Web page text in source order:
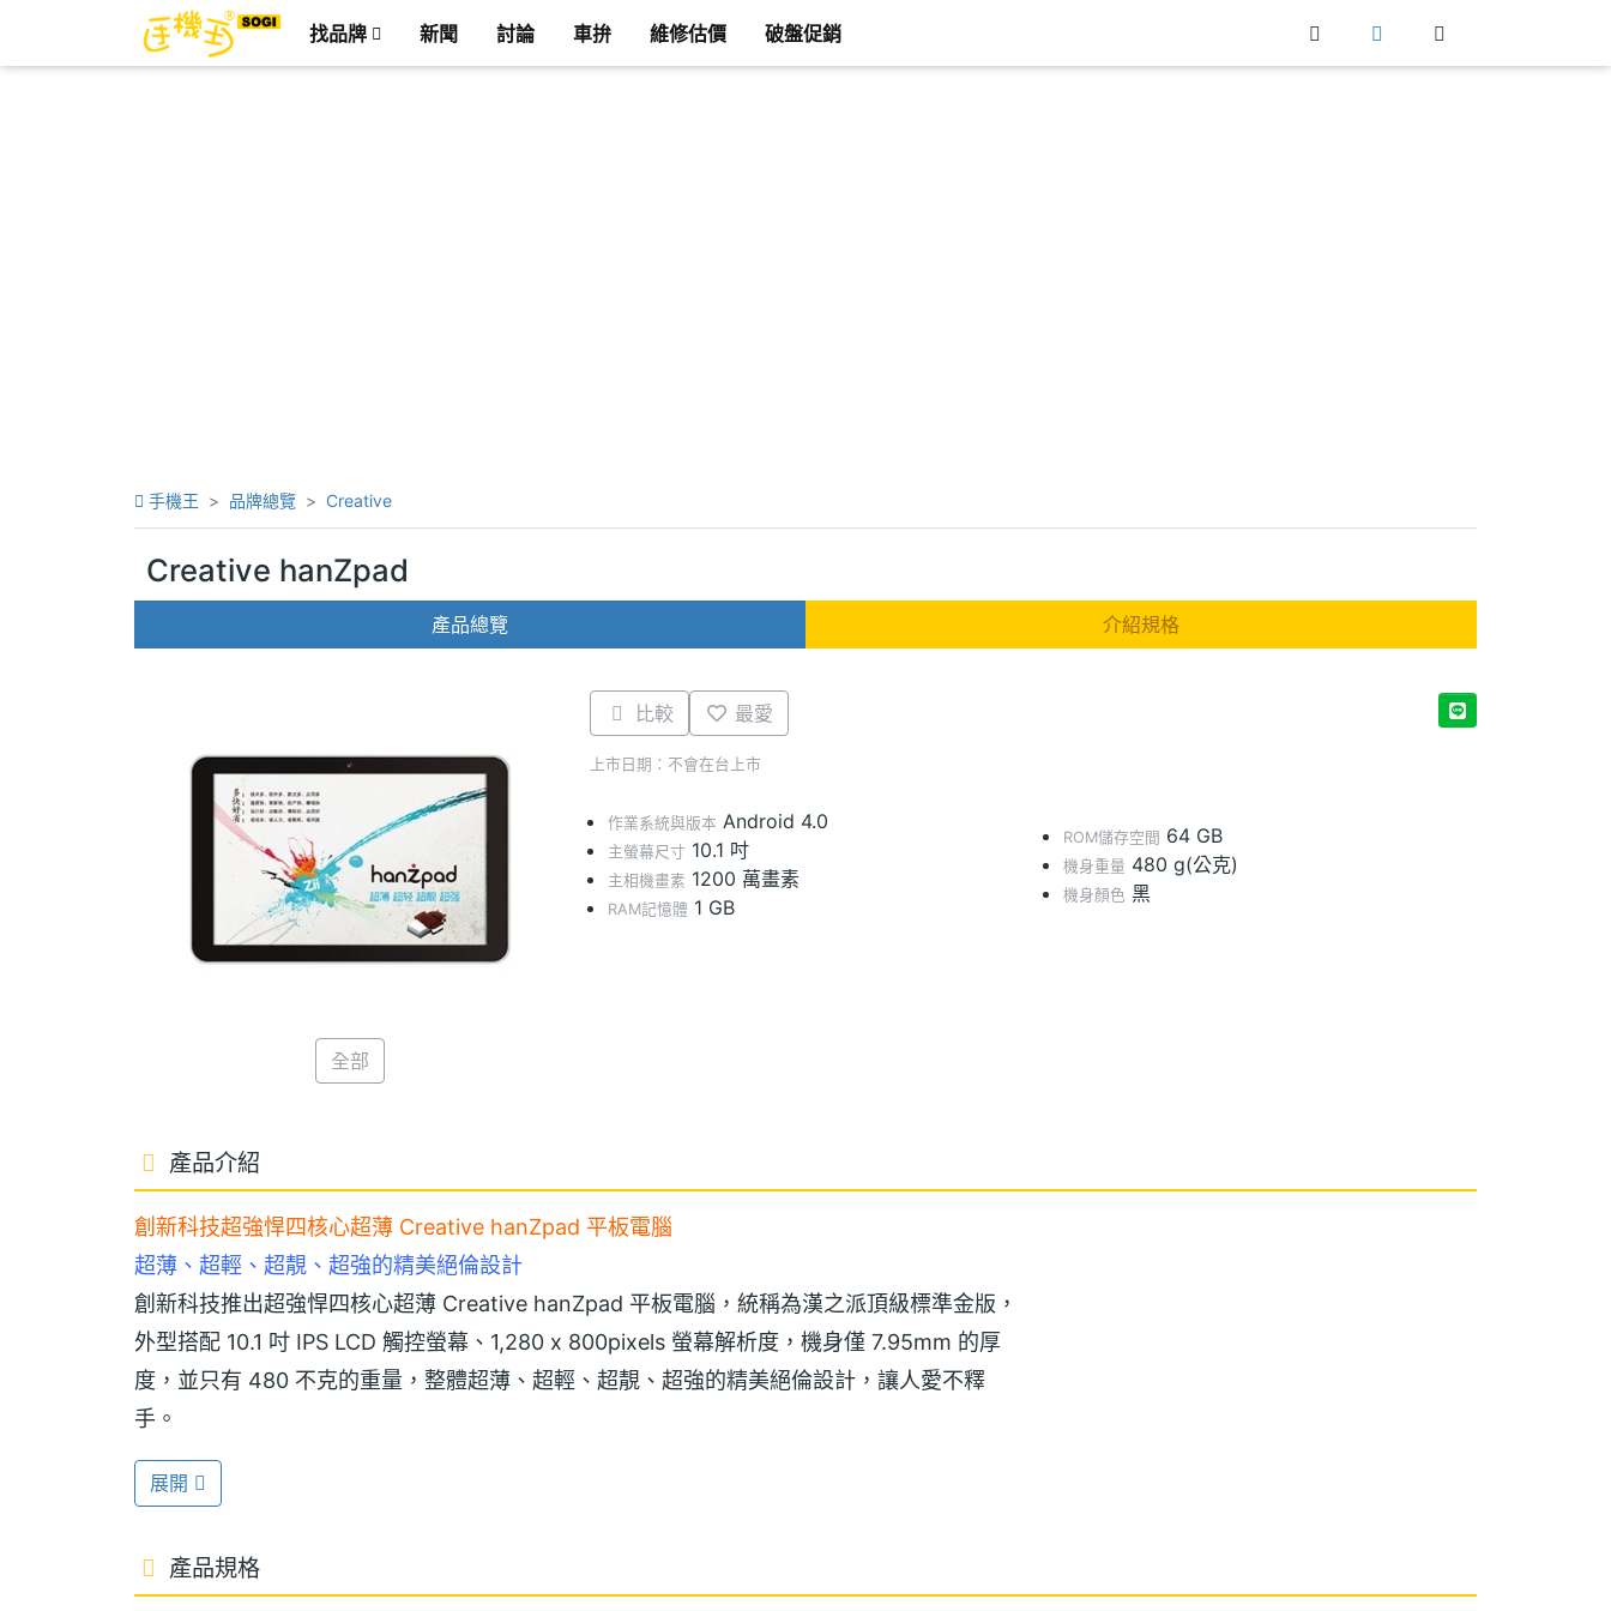
找品牌 新聞 討論 車拚 維修估價 破盤促銷
手機王 品牌總覽 Creative
Creative hanZpad
產品總覽 介紹規格
全部
比較 最愛
上市日期：不會在台上市
作業系統與版本 Android 4.0
主螢幕尺寸 10.1 吋
主相機畫素 1200 萬畫素
RAM記憶體 1 GB
ROM儲存空間 64 GB
機身重量 480 g(公克)
機身顏色 黑
產品介紹
創新科技超強悍四核心超薄 Creative hanZpad 平板電腦
超薄、超輕、超靚、超強的精美絕倫設計
創新科技推出超強悍四核心超薄 Creative hanZpad 平板電腦，統稱為漢之派頂級標準金版，
外型搭配 10.1 吋 IPS LCD 觸控螢幕、1,280 x 800pixels 螢幕解析度，機身僅 7.95mm 的厚
度，並只有 480 不克的重量，整體超薄、超輕、超靚、超強的精美絕倫設計，讓人愛不釋
手。
令人驚歎的 1.5GHz 四核心處理器
Creative hanZpad 不僅具有纖薄輕巧的設計，令人驚歎的性能指標，其很重要的特色是採用
Android 4.0 作業系統，內建快速運算功能 Ziilabs ZMS-40, 1.5GHz 四核心處理器和 1GB
展開
產品規格